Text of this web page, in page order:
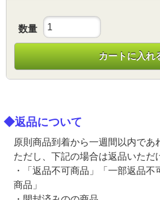
数量
カートに入れ
◆返品について
原則商品到着から一週間以内であ
ただし、下記の場合は返品いただ
・「返品不可商品」「一部返品不
商品」